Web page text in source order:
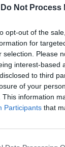
Do Not Process
opt-out of the
for
selection. Please
interest-based
to third
of your
This information
Participants that
alla
Le ragioni
sono
è superato,
molto
sarà
ha
Napoli,